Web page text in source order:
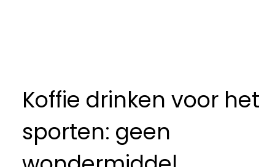
Koffie drinken voor het
sporten: geen